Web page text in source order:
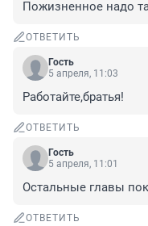
Пожизненное надо
ОТВЕТИТЬ
Гость
5 апреля, 11:03
Работайте,братья!
ОТВЕТИТЬ
Гость
5 апреля, 11:01
Остальные главы
ОТВЕТИТЬ